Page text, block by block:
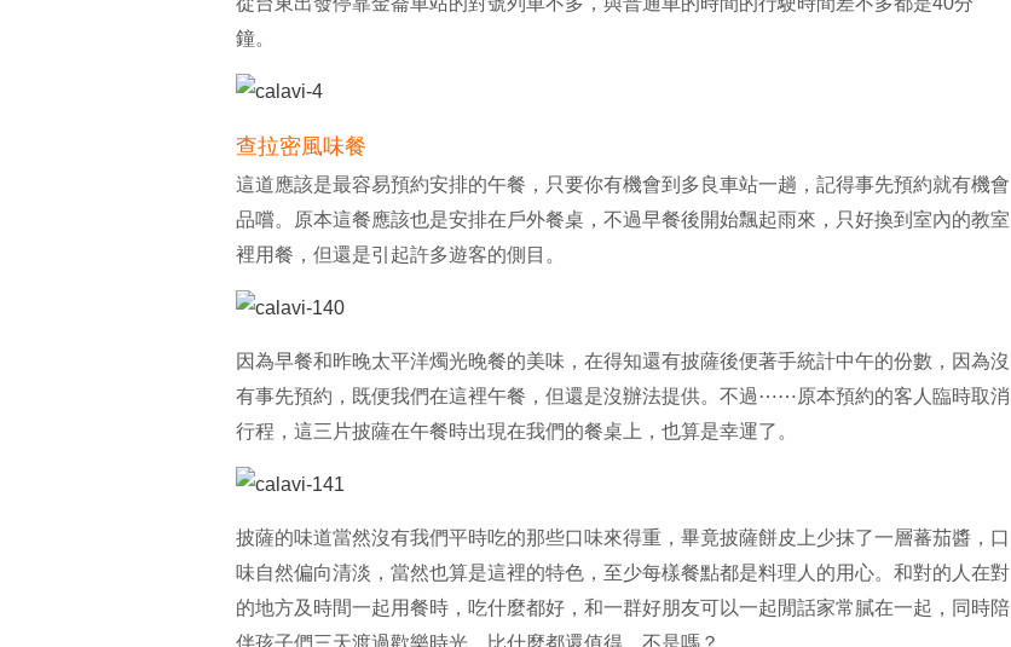
鐘。
查拉密風味餐
這道應該是最容易預約安排的午餐，只要你有機會到多良車站一趟，記得事先預約就有機會
品嚐。原本這餐應該也是安排在戶外餐桌，不過早餐後開始飄起雨來，只好換到室內的教室
裡用餐，但還是引起許多遊客的側目。
因為早餐和昨晚太平洋燭光晚餐的美味，在得知還有披薩後便著手統計中午的份數，因為沒
有事先預約，既便我們在這裡午餐，但還是沒辦法提供。不過⋯⋯原本預約的客人臨時取消
行程，這三片披薩在午餐時出現在我們的餐桌上，也算是幸運了。
披薩的味道當然沒有我們平時吃的那些口味來得重，畢竟披薩餅皮上少抹了一層蕃茄醬，口
味自然偏向清淡，當然也算是這裡的特色，至少每樣餐點都是料理人的用心。和對的人在對
的地方及時間一起用餐時，吃什麼都好，和一群好朋友可以一起閒話家常膩在一起，同時陪
伴孩子們三天渡過歡樂時光，比什麼都還值得，不是嗎？